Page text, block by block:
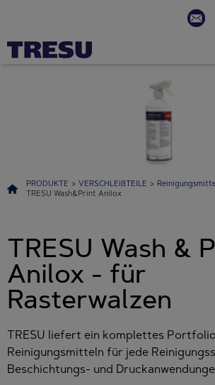
PRODUKTE > VERSCHLEIßTEILE >
TRESU Wash&Print Anilox
TRESU Wash &
Anilox - für
Rasterwalzen
TRESU liefert ein komplettes
Reinigungsmitteln für jede
Beschichtungs- und